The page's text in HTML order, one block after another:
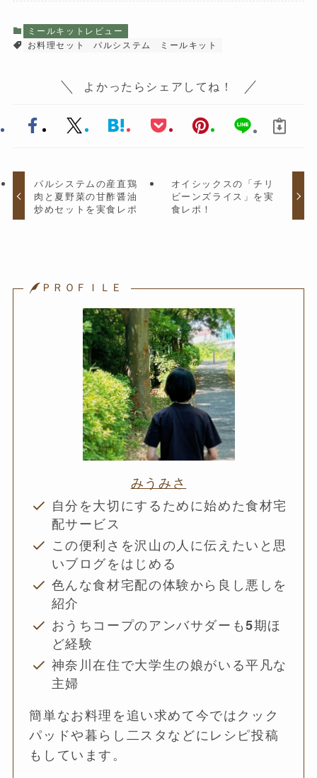
ミールキットレビュー
お料理セット
パルシステム ミールキット
よかったらシェアしてね！
パルシステムの産直鶏
肉と夏野菜の甘酢醤油
炒めセットを実食レポ
オイシックスの「チリ
ビーンズライス」を実
食レポ！
ＰＲＯＦＩＬＥ
みうみさ
自分を大切にするために始めた食材宅
配サービス
この便利さを沢山の人に伝えたいと思
いブログをはじめる
色んな食材宅配の体験から良し悪しを
紹介
おうちコープのアンバサダーも5期ほ
ど経験
神奈川在住で大学生の娘がいる平凡な
主婦
簡単なお料理を追い求めて今ではクック
パッドや暮らし二スタなどにレシピ投稿
もしています。